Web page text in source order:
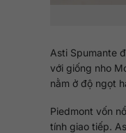
Asti Spumante
với giống nho
nằm ở độ ngọt
Piedmont vốn
tính giao tiếp.